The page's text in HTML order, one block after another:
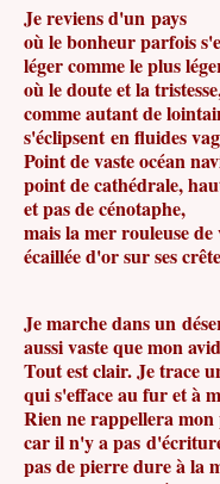
Je reviens d'un pays
où le bonheur parfois
léger comme le plus
où le doute et la
comme autant de
s'éclipsent en fluides
Point de vaste océan
point de cathédrale,
et pas de cénotaphe,
mais la mer rouleuse de
écaillée d'or sur ses
Je marche dans un
aussi vaste que mon
Tout est clair. Je trace
qui s'efface au fur et à
Rien ne rappellera mon
car il n'y a pas
pas de pierre dure à la